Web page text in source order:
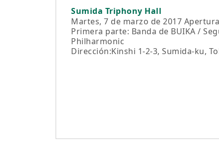
Sumida Triphony Hall
Martes, 7 de marzo de 2017
Primera parte: Banda de BUIKA /
Philharmonic
Dirección:Kinshi 1-2-3, Sumida-ku,